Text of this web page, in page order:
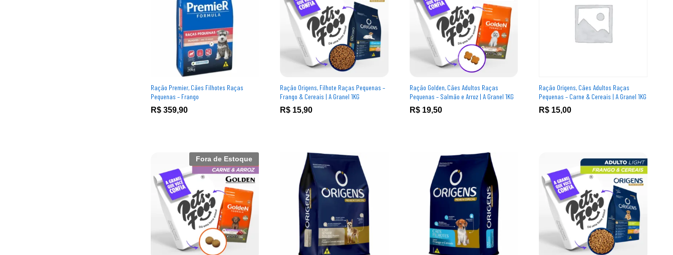
Ração Premier, Cães Filhotes Raças
Pequenas – Frango
R$359,90
R$359,90
Ração Origens, Filhote Raças Pequenas –
Frango & Cereais | A Granel 1KG
R$ 15,90
R$ 15,90
Ração Golden, Cães Adultos Raças
Pequenas – Salmão e Arroz | A Granel 1KG
R$19,50
R$19,50
Ração Origens, Cães Adultos Raças
Pequenas – Carne & Cereais | A Granel 1KG
R$ 15,00
R$ 15,00
Fora de Estoque